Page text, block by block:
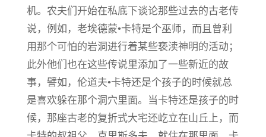
机。农夫们开始在私底下谈论那些过去的古老传
说，例如，老埃德蒙•卡特是个巫师，而且曾利
用那个可怕的岩洞进行着某些亵渎神明的活动；
此外他们也在这些传说里添加了一些新近的故
事，譬如，伦道夫•卡特还是个孩子的时候就总
是喜欢躲在那个洞穴里面。当卡特还是孩子的时
候，那座古老的复折式大宅还屹立在山丘上，而